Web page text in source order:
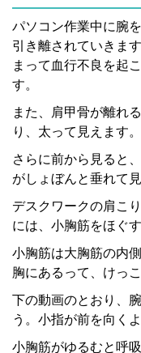
パソコン作業中に腕
引き離されていきま
まって血行不良を起
す。
また、肩甲骨が離れ
り、太って見えます。
さらに前から見ると
がしょぼんと垂れて
デスクワークの肩こ
には、小胸筋をほぐ
小胸筋は大胸筋の内
胸にあるって、けっ
下の動画のとおり、
う。小指が前を向く
小胸筋がゆるむと呼